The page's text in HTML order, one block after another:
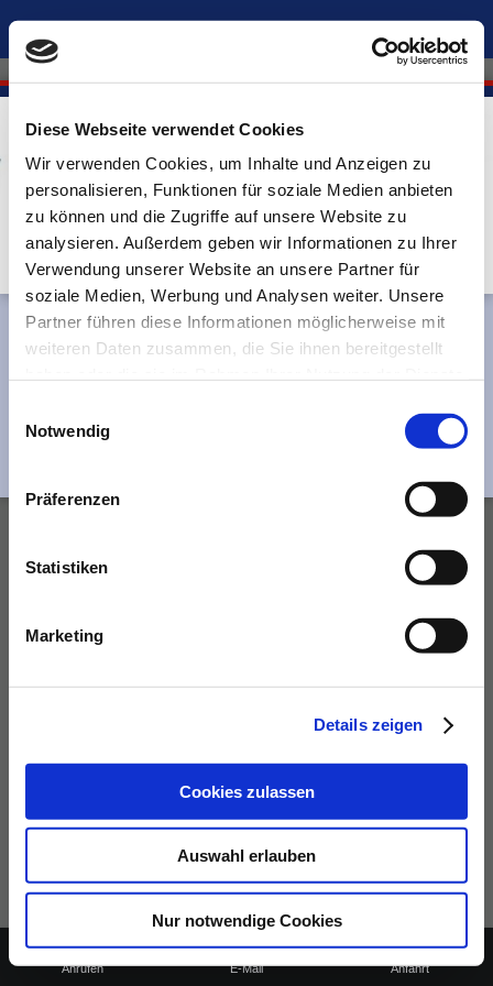
Diese Webseite verwendet Cookies
Wir verwenden Cookies, um Inhalte und Anzeigen zu
personalisieren, Funktionen für soziale Medien anbieten
zu können und die Zugriffe auf unsere Website zu
analysieren. Außerdem geben wir Informationen zu Ihrer
Verwendung unserer Website an unsere Partner für
soziale Medien, Werbung und Analysen weiter. Unsere
Partner führen diese Informationen möglicherweise mit
weiteren Daten zusammen, die Sie ihnen bereitgestellt
Notwendig
Präferenzen
Statistiken
Marketing
Details zeigen
Cookies zulassen
Auswahl erlauben
Nur notwendige Cookies
Heizung - Sanitär - Handel UG
Cookies
© Heizung - Sanitär - Handel
Anrufen E-Mail Anfahrt